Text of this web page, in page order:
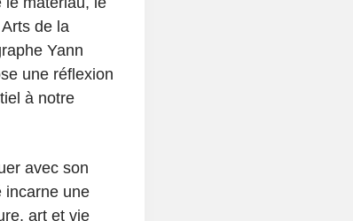
de la
Yann
une réflexion
à notre
avec son
incarne une
art et vie